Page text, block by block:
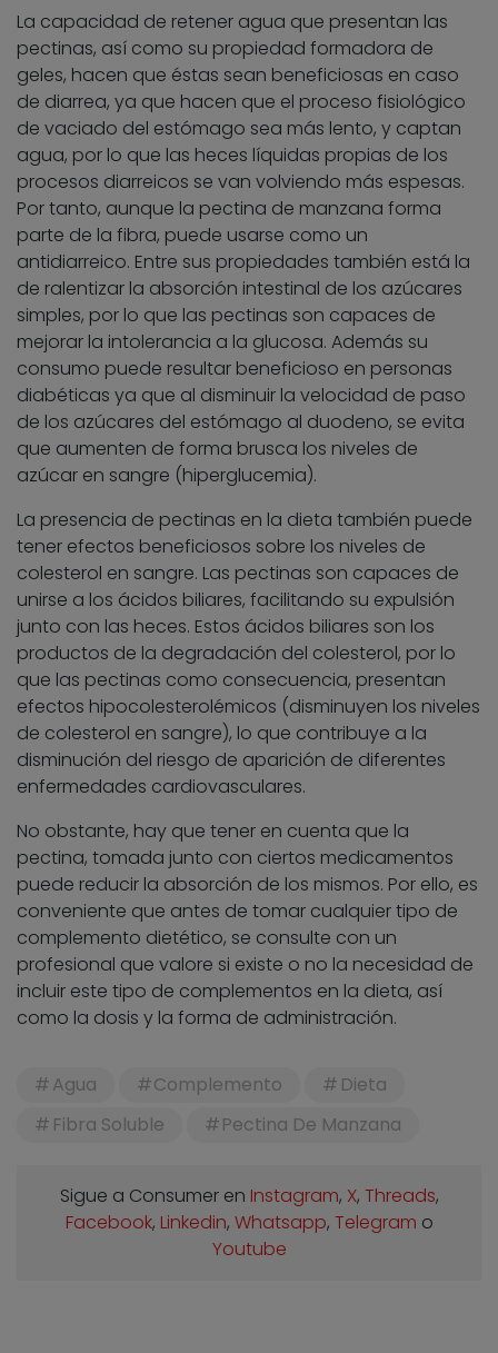
La capacidad de retener agua que presentan las
pectinas, así como su propiedad formadora de
geles, hacen que éstas sean beneficiosas en caso
de diarrea, ya que hacen que el proceso fisiológico
de vaciado del estómago sea más lento, y captan
agua, por lo que las heces líquidas propias de los
procesos diarreicos se van volviendo más espesas.
Por tanto, aunque la pectina de manzana forma
parte de la fibra, puede usarse como un
antidiarreico. Entre sus propiedades también está la
de ralentizar la absorción intestinal de los azúcares
simples, por lo que las pectinas son capaces de
mejorar la intolerancia a la glucosa. Además su
consumo puede resultar beneficioso en personas
diabéticas ya que al disminuir la velocidad de paso
de los azúcares del estómago al duodeno, se evita
que aumenten de forma brusca los niveles de
azúcar en sangre (hiperglucemia).
La presencia de pectinas en la dieta también puede
tener efectos beneficiosos sobre los niveles de
colesterol en sangre. Las pectinas son capaces de
unirse a los ácidos biliares, facilitando su expulsión
junto con las heces. Estos ácidos biliares son los
productos de la degradación del colesterol, por lo
que las pectinas como consecuencia, presentan
efectos hipocolesterolémicos (disminuyen los niveles
de colesterol en sangre), lo que contribuye a la
disminución del riesgo de aparición de diferentes
enfermedades cardiovasculares.
No obstante, hay que tener en cuenta que la
pectina, tomada junto con ciertos medicamentos
puede reducir la absorción de los mismos. Por ello, es
conveniente que antes de tomar cualquier tipo de
complemento dietético, se consulte con un
profesional que valore si existe o no la necesidad de
incluir este tipo de complementos en la dieta, así
como la dosis y la forma de administración.
Agua Complemento
Dieta
Fibra Soluble
Pectina De Manzana
Sigue a Consumer en Instagram, X, Threads,
Facebook, Linkedin, Whatsapp, Telegram o
Youtube